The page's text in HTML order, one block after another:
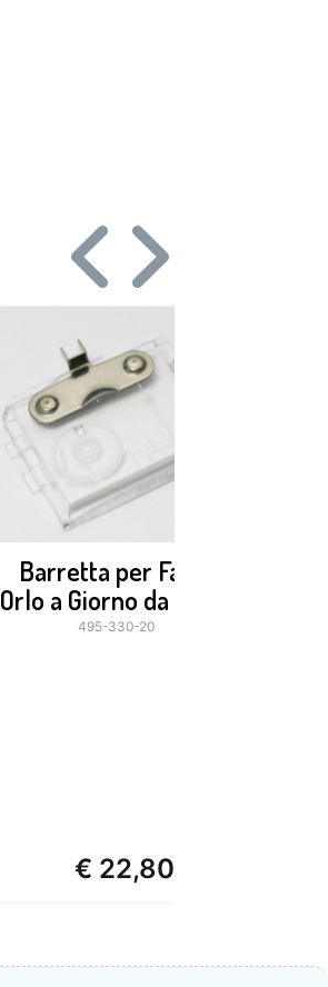
Barretta per Falso
Orlo a Giorno da 5mm
495-330-20
€ 22,80